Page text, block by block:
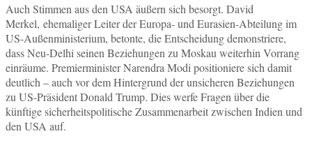
Auch Stimmen aus den USA äußern sich besorgt. David
Merkel, ehemaliger Leiter der Europa- und Eurasien-Abteilung im
US-Außenministerium, betonte, die Entscheidung demonstriere,
dass Neu-Delhi seinen Beziehungen zu Moskau weiterhin Vorrang
einräume. Premierminister Narendra Modi positioniere sich damit
deutlich – auch vor dem Hintergrund der unsicheren Beziehungen
zu US-Präsident Donald Trump. Dies werfe Fragen über die
künftige sicherheitspolitische Zusammenarbeit zwischen Indien und
den USA auf.